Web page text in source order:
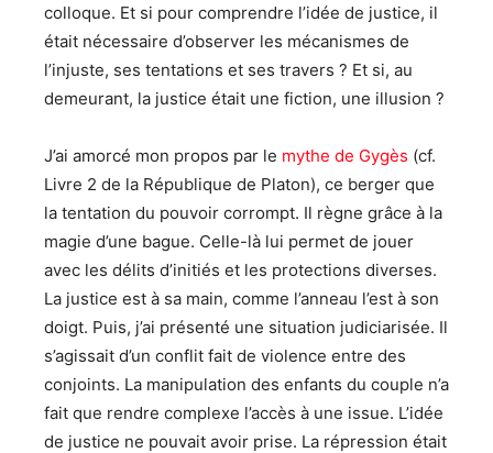
colloque. Et si pour comprendre l’idée de justice, il
était nécessaire d’observer les mécanismes de
l’injuste, ses tentations et ses travers ? Et si, au
demeurant, la justice était une fiction, une illusion ?
J’ai amorcé mon propos par le mythe de Gygès (cf.
Livre 2 de la République de Platon), ce berger que
la tentation du pouvoir corrompt. Il règne grâce à la
magie d’une bague. Celle-là lui permet de jouer
avec les délits d’initiés et les protections diverses.
La justice est à sa main, comme l’anneau l’est à son
doigt. Puis, j’ai présenté une situation judiciarisée. Il
s’agissait d’un conflit fait de violence entre des
conjoints. La manipulation des enfants du couple n’a
fait que rendre complexe l’accès à une issue. L’idée
de justice ne pouvait avoir prise. La répression était